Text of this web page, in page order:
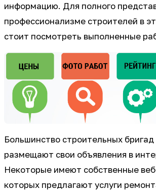
информацию. Для полного
профессионализме строителей в
стоит посмотреть выполненные
Большинство строительных бригад
размещают свои объявления в
Некоторые имеют собственные
которых предлагают услуги